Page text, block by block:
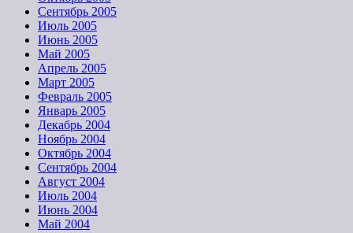
Сентябрь 2005
Июль 2005
Июнь 2005
Май 2005
Апрель 2005
Март 2005
Февраль 2005
Январь 2005
Декабрь 2004
Ноябрь 2004
Октябрь 2004
Сентябрь 2004
Август 2004
Июль 2004
Июнь 2004
Май 2004